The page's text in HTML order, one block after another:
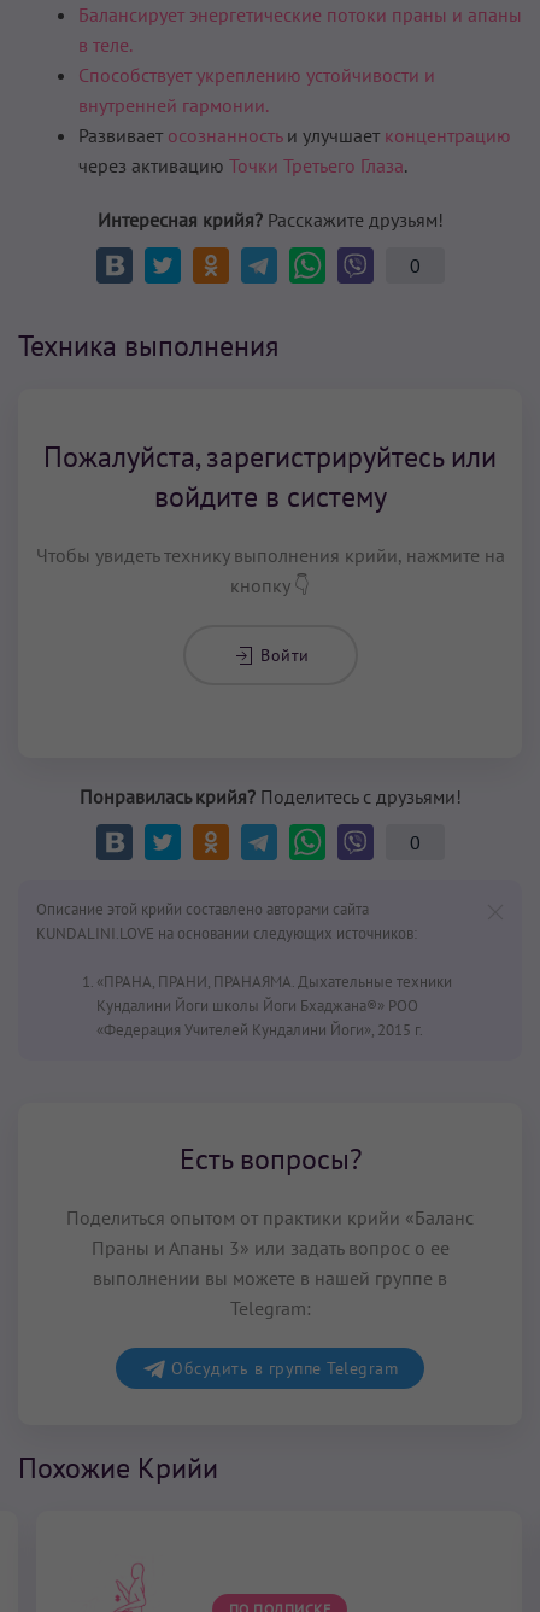
Балансирует энергетические потоки праны и апаны
в теле.
Способствует укреплению устойчивости и
внутренней гармонии.
Развивает осознанностьи улучшает концентрацию
через активацию Точки Третьего Глаза.
Интересная крийя?Расскажите друзьям!
0
Техника выполнения
Пожалуйста, зарегистрируйтесь или
войдите в систему
Чтобы увидеть технику выполнения крийи, нажмите на
кнопку 👇
Войти
Понравилась крийя?Поделитесь с друзьями!
0
Описание этой крийи составлено авторами сайта
KUNDALINI.LOVE на основании следующих источников:
«ПРАНА, ПРАНИ, ПРАНАЯМА. Дыхательные техники
Кундалини Йоги школы Йоги Бхаджана®» РОО
«Федерация Учителей Кундалини Йоги», 2015 г.
Есть вопросы?
Поделиться опытом от практики крийи «Баланс
Праны и Апаны 3» или задать вопрос о ее
выполнении вы можете в нашей группе в
Telegram:
Обсудить в группе Telegram
Похожие Крийи